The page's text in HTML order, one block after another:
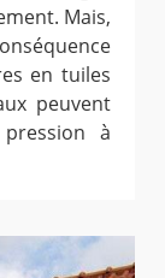
Mais,
en tuiles
peuvent
à